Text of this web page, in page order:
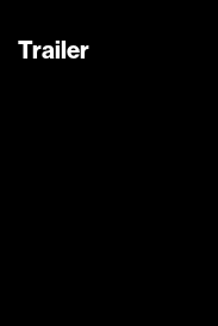
Trailer